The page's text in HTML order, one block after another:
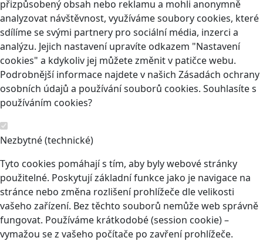
přizpůsobený obsah nebo reklamu a mohli anonymně
analyzovat návštěvnost, využíváme soubory cookies, které
sdílíme se svými partnery pro sociální média, inzerci a
analýzu. Jejich nastavení upravíte odkazem "Nastavení
cookies" a kdykoliv jej můžete změnit v patičce webu.
Podrobnější informace najdete v našich Zásadách ochrany
osobních údajů a používání souborů cookies. Souhlasíte s
používáním cookies?
Nezbytné (technické)
Tyto cookies pomáhají s tím, aby byly webové stránky
použitelné. Poskytují základní funkce jako je navigace na
stránce nebo změna rozlišení prohlížeče dle velikosti
vašeho zařízení. Bez těchto souborů nemůže web správně
fungovat. Používáme krátkodobé (session cookie) –
vymažou se z vašeho počítače po zavření prohlížeče.